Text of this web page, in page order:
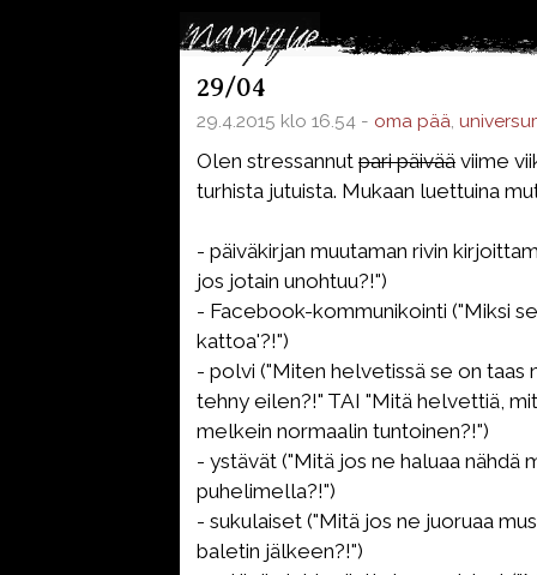
29/04
29.4.2015 klo 16.54 - oma pää,
Olen stressannut pari päivää viime
turhista jutuista. Mukaan luettuina
- päiväkirjan muutaman rivin
jos jotain unohtuu?!")
- Facebook-kommunikointi ("Miksi
kattoa'?!")
- polvi ("Miten helvetissä se on taas
tehny eilen?!" TAI "Mitä helvettiä,
melkein normaalin tuntoinen?!")
- ystävät ("Mitä jos ne haluaa nähdä
puhelimella?!")
- sukulaiset ("Mitä jos ne juoruaa
baletin jälkeen?!")